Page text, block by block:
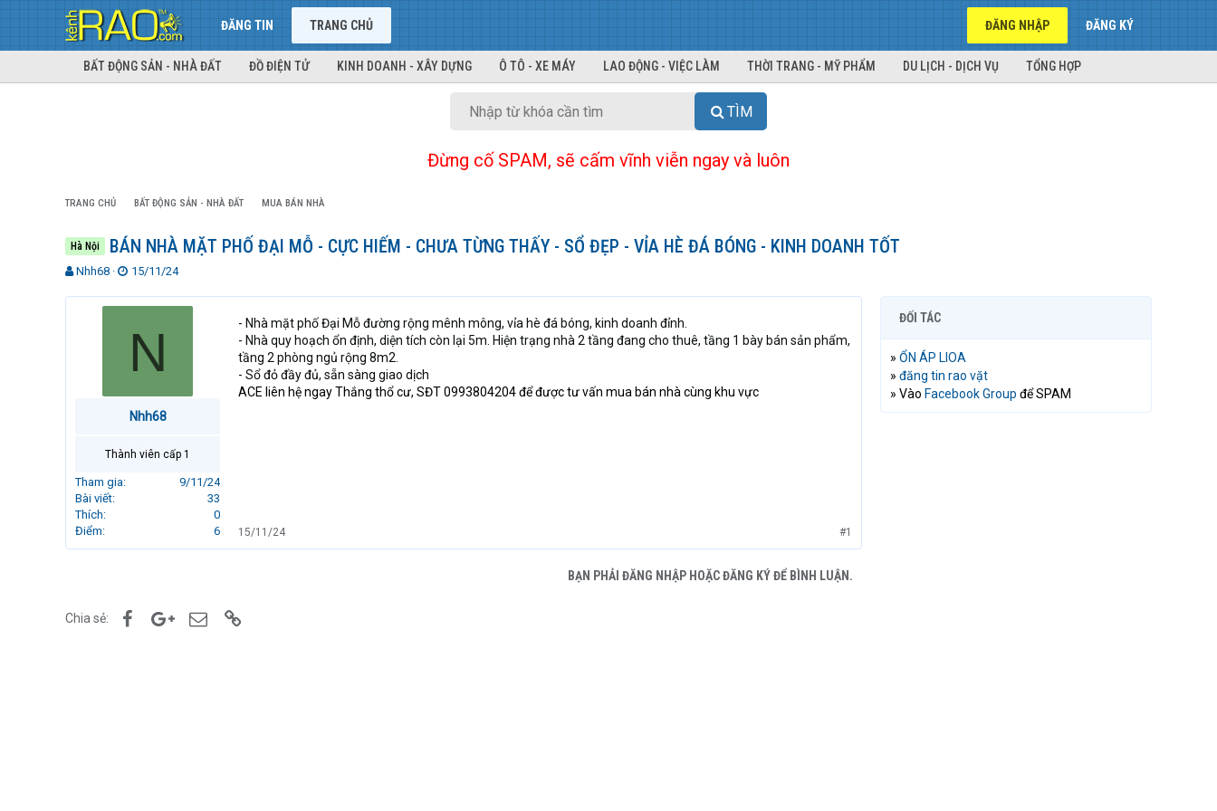
ĐĂNG TIN TRANG CHỦ ĐĂNG NHẬP ĐĂNG KÝ
BẤT ĐỘNG SẢN - NHÀ ĐẤT ĐỒ ĐIỆN TỬ KINH DOANH - XÂY DỰNG Ô TÔ - XE MÁY LAO ĐỘNG - VIỆC LÀM THỜI TRANG - MỸ PHẨM DU LỊCH - DỊCH VỤ TỔNG HỢP
TÌM
Đừng cố SPAM, sẽ cấm vĩnh viễn ngay và luôn
TRANG CHỦ BẤT ĐỘNG SẢN - NHÀ ĐẤT MUA BÁN NHÀ
Hà Nội BÁN NHÀ MẶT PHỐ ĐẠI MỖ - CỰC HIẾM - CHƯA TỪNG THẤY - SỔ ĐẸP - VỈA HÈ ĐÁ BÓNG - KINH DOANH TỐT
T
Nhh68
N
à
g
15/11/24
N
Nhh68
Thành viên cấp 1
Tham gia
9/11/24
Bài viết
33
Thích
0
Điểm
6
- Nhà mặt phố Đại Mỗ đường rộng mênh mông, vỉa hè đá bóng, kinh doanh đỉnh.
- Nhà quy hoạch ổn định, diện tích còn lại 5m. Hiện trạng nhà 2 tầng đang cho thuê, tầng 1 bày bán sản phẩm,
tầng 2 phòng ngủ rộng 8m2.
- Sổ đỏ đầy đủ, sẵn sàng giao dịch
ACE liên hệ ngay Thắng thổ cư, SĐT 0993804204 để được tư vấn mua bán nhà cùng khu vực
15/11/24 #1
BẠN PHẢI ĐĂNG NHẬP HOẶC ĐĂNG KÝ ĐỂ BÌNH LUẬN.
Chia sẻ: FacebookGoogle+Email
ĐỐI TÁC
» ỔN ÁP LIOA
» đăng tin rao vặt
» Vào Facebook Group để SPAM